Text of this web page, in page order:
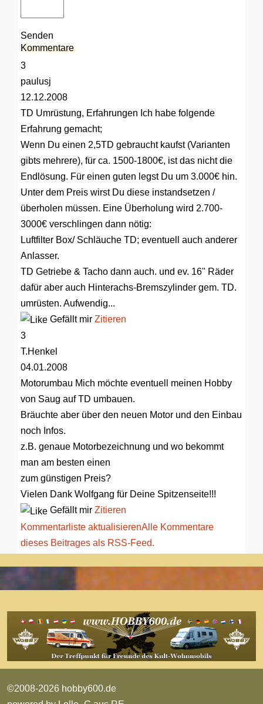
Senden
Kommentare
3
paulusj
12.12.2008
TD Umrüstung, Erfahrungen Ich habe folgende
Erfahrung gemacht;
Wenn Du einen 2,5TD gebraucht kaufst (Varianten
gibts mehrere), für ca. 1500-1800€, ist das nicht die
Endlösung. Für einen guten legst Du um 3.000€ hin.
Unter dem Preis wirst Du diese instandsetzen /
überholen müssen. Eine Überholung wird 2.700-
3000€ verschlingen dann nötig:
Luftfilter Box/ Schläuche TD; eventuell auch anderer
Anlasser.
TD Getriebe & Tacho dann auch. und ev. 16" Räder
dafür aber auch Hinterachs-Bremszylinder gem. TD.
umrüsten. Aufwendig...
Gefällt mir Zitieren
3
T.Henkel
04.01.2008
Motorumbau Mich möchte eventuell meinen Hobby
von Saug auf TD umbauen.
Bräuchte aber über den neuen Motor und den Einbau
noch Infos.
z.B. genaue Motorbezeichnung und wo bekommt
man am besten einen
zum günstigen Preis?
Vielen Dank Wolfgang für Deine Spitzenseite!!!
Gefällt mir Zitieren
Kommentarliste aktualisierenAlle Kommentare
dieses Beitrages als RSS-Feed.
©2008-2026 hobby600.de